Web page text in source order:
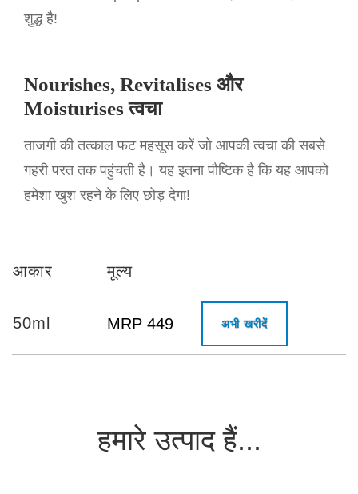
शुद्ध है!
Nourishes, Revitalises और
Moisturises त्वचा
ताजगी की तत्काल फट महसूस करें जो आपकी त्वचा की सबसे
गहरी परत तक पहुंचती है। यह इतना पौष्टिक है कि यह आपको
हमेशा खुश रहने के लिए छोड़ देगा!
आकार मूल्य
50ml MRP 449 अभी खरीदें
हमारे उत्पाद हैं...